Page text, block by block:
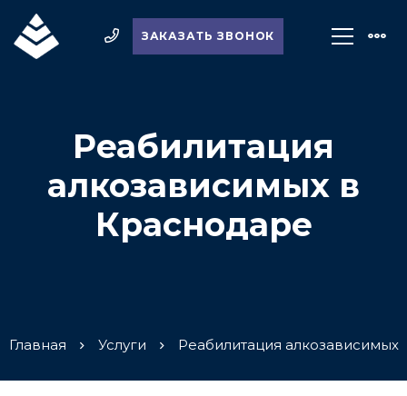
ЗАКАЗАТЬ ЗВОНОК
Реабилитация
алкозависимых в
Краснодаре
Главная Услуги Реабилитация алкозависимых